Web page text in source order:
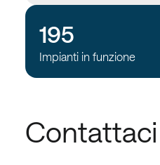
195
Impianti in funzione
Contattaci